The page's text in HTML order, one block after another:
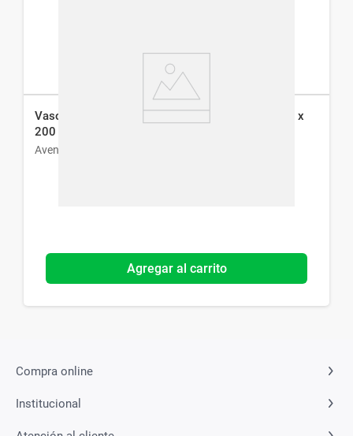
Vaso Infantil Entrenador Avent Straw Cup Celeste x
200 ml
Avent
Agregar al carrito
Compra online
Institucional